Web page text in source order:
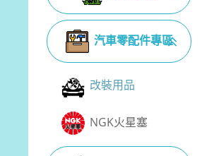
汽車零配件專區
改裝用品
NGK火星塞